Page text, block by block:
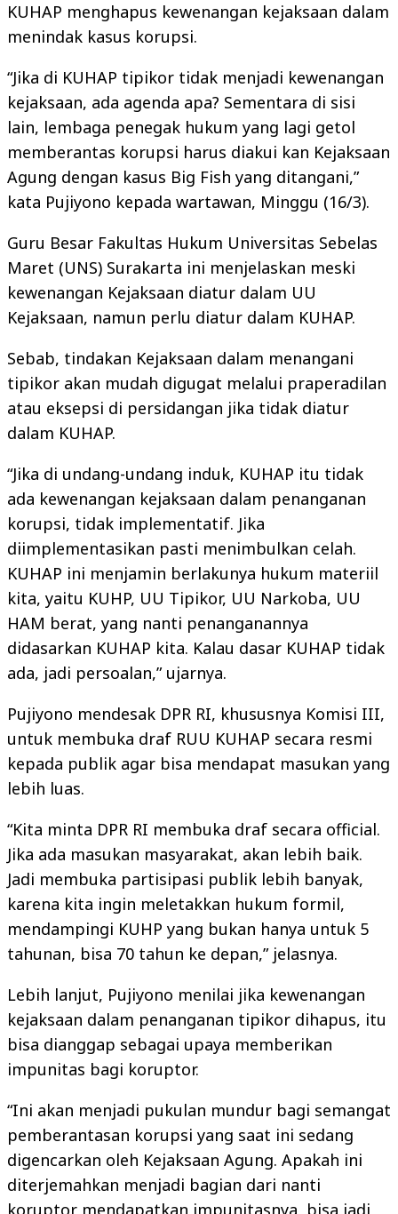
KUHAP menghapus kewenangan kejaksaan dalam
menindak kasus korupsi.
“Jika di KUHAP tipikor tidak menjadi kewenangan
kejaksaan, ada agenda apa? Sementara di sisi
lain, lembaga penegak hukum yang lagi getol
memberantas korupsi harus diakui kan Kejaksaan
Agung dengan kasus Big Fish yang ditangani,”
kata Pujiyono kepada wartawan, Minggu (16/3).
Guru Besar Fakultas Hukum Universitas Sebelas
Maret (UNS) Surakarta ini menjelaskan meski
kewenangan Kejaksaan diatur dalam UU
Kejaksaan, namun perlu diatur dalam KUHAP.
Sebab, tindakan Kejaksaan dalam menangani
tipikor akan mudah digugat melalui praperadilan
atau eksepsi di persidangan jika tidak diatur
dalam KUHAP.
“Jika di undang-undang induk, KUHAP itu tidak
ada kewenangan kejaksaan dalam penanganan
korupsi, tidak implementatif. Jika
diimplementasikan pasti menimbulkan celah.
KUHAP ini menjamin berlakunya hukum materiil
kita, yaitu KUHP, UU Tipikor, UU Narkoba, UU
HAM berat, yang nanti penanganannya
didasarkan KUHAP kita. Kalau dasar KUHAP tidak
ada, jadi persoalan,” ujarnya.
Pujiyono mendesak DPR RI, khususnya Komisi III,
untuk membuka draf RUU KUHAP secara resmi
kepada publik agar bisa mendapat masukan yang
lebih luas.
“Kita minta DPR RI membuka draf secara official.
Jika ada masukan masyarakat, akan lebih baik.
Jadi membuka partisipasi publik lebih banyak,
karena kita ingin meletakkan hukum formil,
mendampingi KUHP yang bukan hanya untuk 5
tahunan, bisa 70 tahun ke depan,” jelasnya.
Lebih lanjut, Pujiyono menilai jika kewenangan
kejaksaan dalam penanganan tipikor dihapus, itu
bisa dianggap sebagai upaya memberikan
impunitas bagi koruptor.
“Ini akan menjadi pukulan mundur bagi semangat
pemberantasan korupsi yang saat ini sedang
digencarkan oleh Kejaksaan Agung. Apakah ini
diterjemahkan menjadi bagian dari nanti
koruptor mendapatkan impunitasnya, bisa jadi